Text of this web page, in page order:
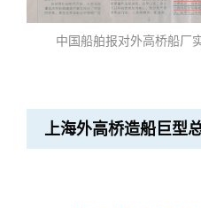
中国船舶报对外高桥船厂
上海外高桥造船巨型